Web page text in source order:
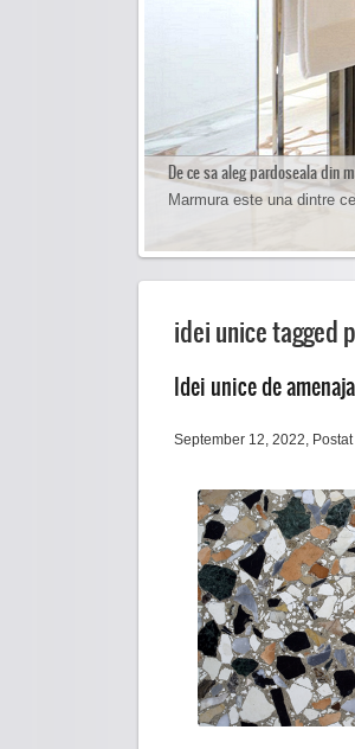
De ce sa aleg pardoseala din
Marmura este una dintre
Cum sa cureti pardoseala de
Curatarea pardoselilor de
idei unice tagged
Idei unice de
September 12, 2022, Postat